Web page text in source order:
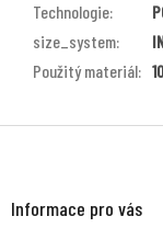
Technologie:
size_system:
Použitý materiál:
Informace pro vás